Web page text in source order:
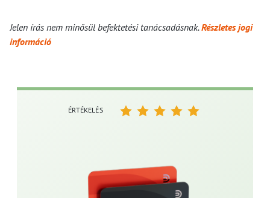
Jelen írás nem minősül befektetési tanácsadásnak.Részletes jogi
információ
ÉRTÉKELÉS